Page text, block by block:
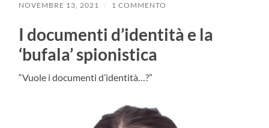
NOVEMBRE 13, 2021 / 1 COMMENTO
I documenti d’identità e la
‘bufala’ spionistica
“Vuole i documenti d’identità…?”